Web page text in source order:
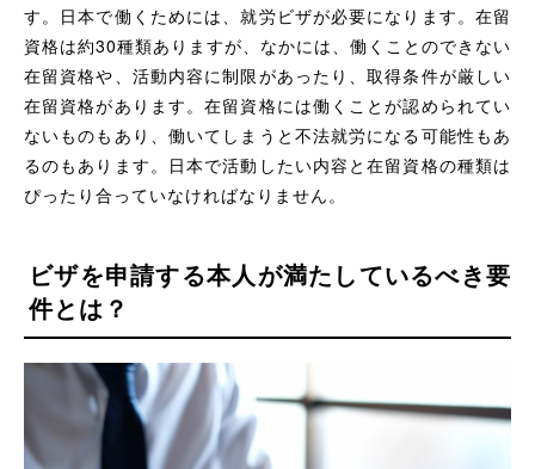
す。日本で働くためには、就労ビザが必要になります。在留
資格は約30種類ありますが、なかには、働くことのできない
在留資格や、活動内容に制限があったり、取得条件が厳しい
在留資格があります。在留資格には働くことが認められてい
ないものもあり、働いてしまうと不法就労になる可能性もあ
るのもあります。日本で活動したい内容と在留資格の種類は
ぴったり合っていなければなりません。
ビザを申請する本人が満たしているべき要
件とは？